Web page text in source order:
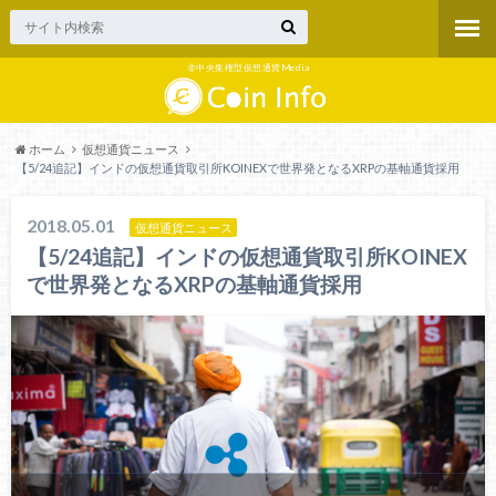
非中央集権型仮想通貨Media
ホーム
仮想通貨ニュース
【5/24追記】インドの仮想通貨取引所KOINEXで世界発となるXRPの基軸通貨採用
2018.05.01 仮想通貨ニュース
【5/24追記】インドの仮想通貨取引所KOINEX
で世界発となるXRPの基軸通貨採用